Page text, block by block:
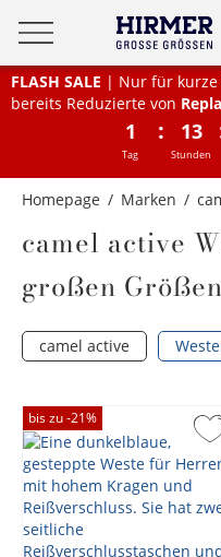
FLASH SALE | Nur für kurze
bereits Reduzierte von
1
Tag
: 13
Stunden
Homepage Marken
camel active
großen Größen
camel active
bis zu -21%